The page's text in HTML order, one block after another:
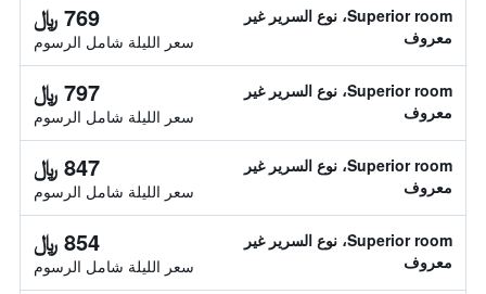
Superior room، نوع السرير غير
معروف
769 ﷼
سعر الليلة شامل الرسوم
Superior room، نوع السرير غير
معروف
797 ﷼
سعر الليلة شامل الرسوم
Superior room، نوع السرير غير
معروف
847 ﷼
سعر الليلة شامل الرسوم
Superior room، نوع السرير غير
معروف
854 ﷼
سعر الليلة شامل الرسوم